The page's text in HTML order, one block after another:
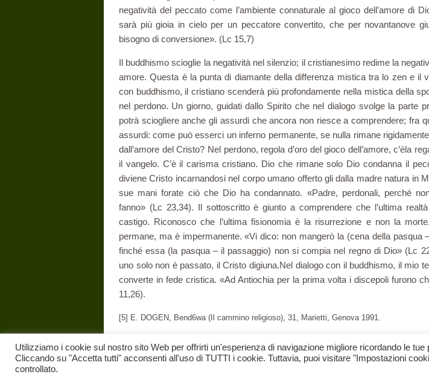
negatività del peccato come l’ambiente connaturale al gioco dell’amore di
sarà più gioia in cielo per un peccatore convertito, che per novantanove
bisogno di conversione». (Lc 15,7)
Il buddhismo scioglie la negatività nel silenzio; il cristiane­simo redime la
amore. Questa è la punta di diamante della differenza mistica tra lo zen e il
con buddhismo, il cristiano scenderà più profondamente nella mistica della
nel perdono. Un giorno, guidati dallo Spirito che nel dialogo svolge la parte
potrà sciogliere anche gli assurdi che ancora non riesce a compren­dere; fra
assurdi: come può esserci un inferno permanente, se nulla rimane
dall’a­more del Cristo? Nel perdono, regola d’oro del gioco dell’amore, c’èla
il vangelo. C’è il carisma cristiano. Dio che rimane solo Dio condanna il
diviene Cristo incarnandosi nel corpo umano offerto gli dalla madre natura in
sue mani forate ciò che Dio ha condannato. «Pa­dre, perdonali, perché
fanno» (Lc 23,34). Il sottoscritto è giunto a comprendere che l’ultima
castigo. Riconosco che l’ultima fisionomia è la risurrezione e non la
permane, ma è impermanente. «Vi dico: non mangerò la (cena della pasqua
finché essa (la pasqua – il passaggio) non si compia nel regno di Dio» (Lc
uno solo non è passato, il Cristo digiuna.Nel dialogo con il buddhismo, il mio
con­verte in fede cristica. «Ad Antiochia per la prima volta i discepoli furono
11,26).
[5] E. DOGEN, Bend6wa (Il cammino religioso), 31, Marietti, Genova 1991.
Nessun tag per questo post.
Utilizziamo i cookie sul nostro sito Web per offrirti un'esperienza di navigazione migliore ricordando le tue
Cliccando su "Accetta tutti" acconsenti all'uso di TUTTI i cookie. Tuttavia, puoi visitare "Impostazioni
controllato.